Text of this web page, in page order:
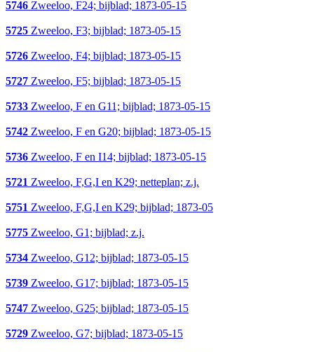
5746 Zweeloo, F24; bijblad; 1873-05-15
5725 Zweeloo, F3; bijblad; 1873-05-15
5726 Zweeloo, F4; bijblad; 1873-05-15
5727 Zweeloo, F5; bijblad; 1873-05-15
5733 Zweeloo, F en G11; bijblad; 1873-05-15
5742 Zweeloo, F en G20; bijblad; 1873-05-15
5736 Zweeloo, F en I14; bijblad; 1873-05-15
5721 Zweeloo, F,G,I en K29; netteplan; z.j.
5751 Zweeloo, F,G,I en K29; bijblad; 1873-05
5775 Zweeloo, G1; bijblad; z.j.
5734 Zweeloo, G12; bijblad; 1873-05-15
5739 Zweeloo, G17; bijblad; 1873-05-15
5747 Zweeloo, G25; bijblad; 1873-05-15
5729 Zweeloo, G7; bijblad; 1873-05-15